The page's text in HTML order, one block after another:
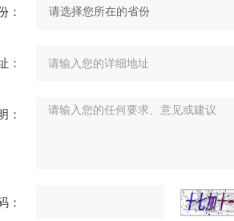
：
：
：
：